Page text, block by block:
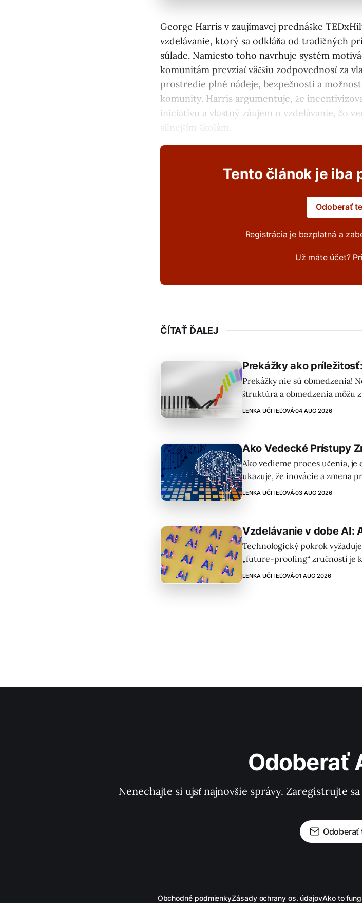
George Harris v zaujímavej prednáške
vzdelávanie, ktorý sa odkláňa od tradičných
súlade. Namiesto toho navrhuje systém
komunitám prevziať väčšiu zodpovednosť za
prostredie plné nádeje, bezpečnosti a
komunity. Harris argumentuje, že
iniciatívu a vlastný záujem o vzdelávanie, čo
silnejším školám.
Tento článok je iba
Odoberať
Registrácia je bezplatná a
Už máte účet?
ČÍTAŤ ĎALEJ
Prekážky ako
Prekážky nie sú obmedzenia!
štruktúra a obmedzenia môžu
rozvoj – aj v ére AI.
LENKA UČITEĽOVÁ04 AUG 2026
Ako Vedecké Prístupy
Ako vedieme proces učenia, je
ukazuje, že inovácie a zmena
Kľúčové sú kontext, prepojenie
LENKA UČITEĽOVÁ03 AUG 2026
Vzdelávanie v dobe AI:
Technologický pokrok
„future-proofing“ zručností je
dôrazom na základné
LENKA UČITEĽOVÁ01 AUG 2026
Odoberať
Nenechajte si ujsť najnovšie správy. Zaregistrujte
Odoberať
Obchodné podmienkyZásady ochrany os. údajovAko to